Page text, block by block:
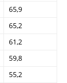
65,9
65,2
61,2
59,8
55,2